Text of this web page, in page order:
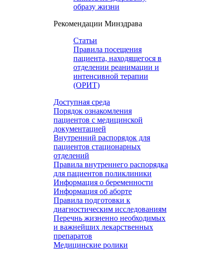
образу жизни
Рекомендации Минздрава
Статьи
Правила посещения
пациента, находящегося в
отделении реанимации и
интенсивной терапии
(ОРИТ)
Доступная среда
Порядок ознакомления
пациентов с медицинской
документацией
Внутренний распорядок для
пациентов стационарных
отделений
Правила внутреннего распорядка
для пациентов поликлиники
Информация о беременности
Информация об аборте
Правила подготовки к
диагностическим исследованиям
Перечнь жизненно необходимых
и важнейших лекарственных
препаратов
Медицинские ролики